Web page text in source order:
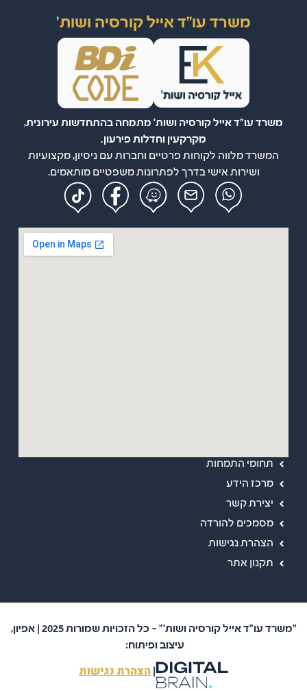
משרד עו"ד אייל קורסיה ושות'
משרד עו"ד אייל קורסיה ושות' מתמחה בהתחדשות עירונית,
מקרקעין וחדלות פירעון.
המשרד מלווה לקוחות פרטיים וחברות עם ניסיון, מקצועיות
ושירות אישי בדרך לפתרונות משפטיים מותאמים.
תחומי התמחות
מרכז הידע
יצירת קשר
מסמכים להורדה
הצהרת נגישות
תקנון אתר
"משרד עו"ד אייל קורסיה ושות'" – כל הזכויות שמורות 2025 | אפיון,
עיצוב ופיתוח:
|הצהרת נגישות